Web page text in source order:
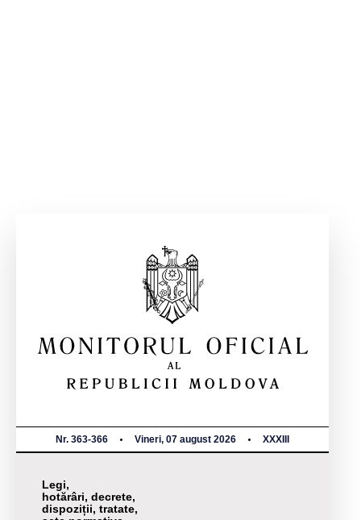
Nr. 363-366 Vineri, 07 august 2026 XXXIII
Legi,
hotărâri, decrete,
dispoziții, tratate,